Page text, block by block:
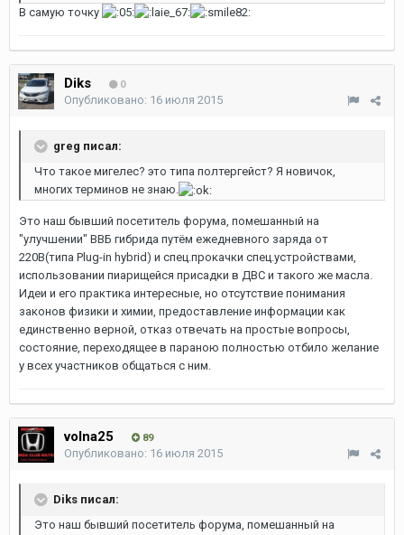
В самую точку
Diks 0
Опубликовано: 16 июля 2015
greg писал:
Что такое мигелес? это типа полтергейст? Я новичок,
многих терминов не знаю.
Это наш бывший посетитель форума, помешанный на
"улучшении" ВВБ гибрида путём ежедневного заряда от
220В(типа Plug-in hybrid) и спец.прокачки спец.устройствами,
использовании пиарищейся присадки в ДВС и такого же масла.
Идеи и его практика интересные, но отсутствие понимания
законов физики и химии, предоставление информации как
единственно верной, отказ отвечать на простые вопросы,
состояние, переходящее в параною полностью отбило желание
у всех участников общаться с ним.
volna25 89
Опубликовано: 16 июля 2015
Diks писал:
Это наш бывший посетитель форума, помешанный на